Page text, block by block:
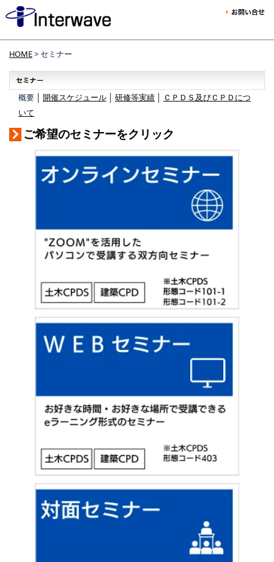
HOME> セミナー
概要 │ 開催スケジュール 研修等実績
ＣＰＤＳ及びＣＰＤにつ
いて
ご希望のセミナーをクリック